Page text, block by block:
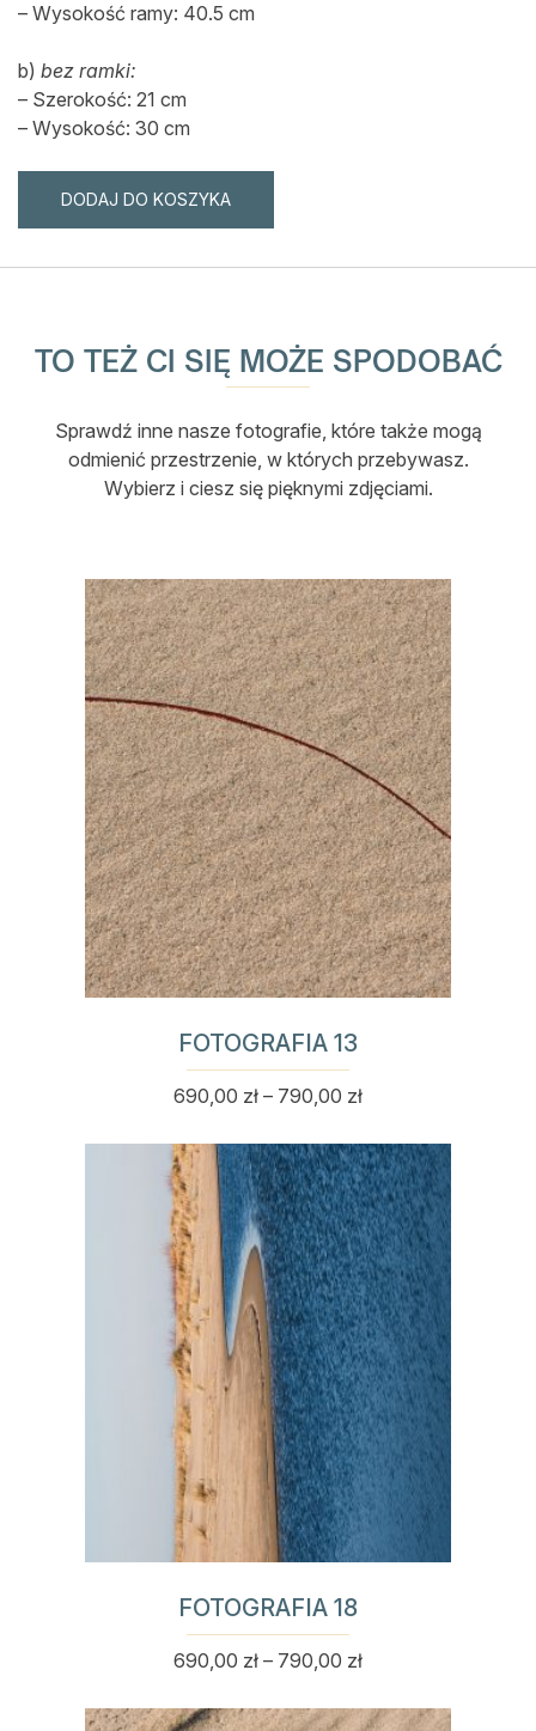
DODAJ DO KOSZYKA
– Wysokość ramy: 40.5 cm
b) bez ramki:
– Szerokość: 21 cm
– Wysokość: 30 cm
TO TEŻ CI SIĘ MOŻE SPODOBAĆ
Sprawdź inne nasze fotografie, które także mogą
odmienić przestrzenie, w których przebywasz.
Wybierz i ciesz się pięknymi zdjęciami.
FOTOGRAFIA 13
690,00 zł – 790,00 złZakres
690,00 zł
do
790,00 zł
ma
wiele
wariantów.
Opcje
można
wybrać
na
stronie
produktu
FOTOGRAFIA 18
690,00 zł – 790,00 złZakres
690,00 zł
ma